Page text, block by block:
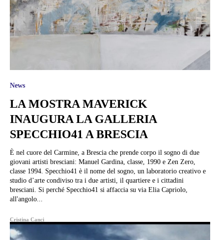
News
LA MOSTRA MAVERICK
INAUGURA LA GALLERIA
SPECCHIO41 A BRESCIA
È nel cuore del Carmine, a Brescia che prende corpo il sogno di due
giovani artisti bresciani: Manuel Gardina, classe, 1990 e Zen Zero,
classe 1994. Specchio41 è il nome del sogno, un laboratorio creativo e
studio d’arte condiviso tra i due artisti, il quartiere e i cittadini
bresciani. Si perché Specchio41 si affaccia su via Elia Capriolo,
all'angolo...
Cristina Canci